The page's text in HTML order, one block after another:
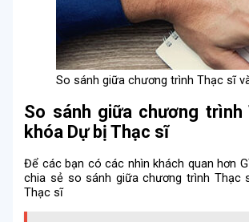
So sánh giữa chương trình Thạc sĩ
So sánh giữa chương trình
khóa Dự bị Thạc sĩ
Để các bạn có các nhìn khách quan hơn
chia sẻ so sánh giữa chương trình Thạc
Thạc sĩ